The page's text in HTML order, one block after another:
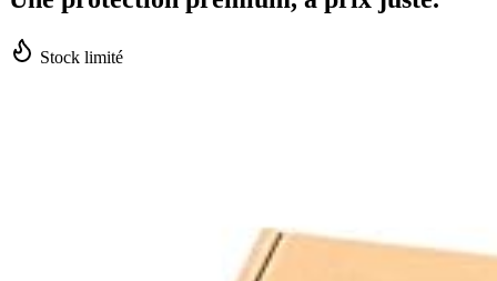
Stock limité